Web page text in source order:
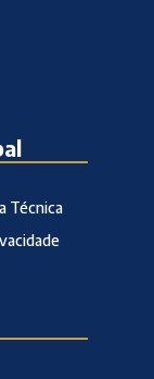
Técnica